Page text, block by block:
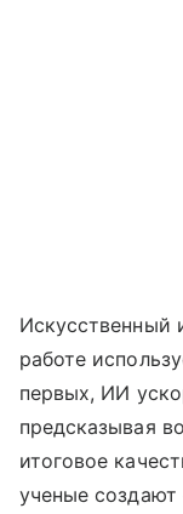
Искусственный
работе
первых, ИИ
предсказывая
итоговое
ученые